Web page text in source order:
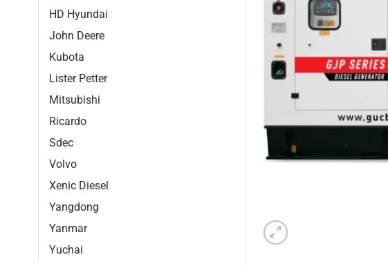
HD Hyundai
John Deere
Kubota
Lister Petter
Mitsubishi
Ricardo
Sdec
Volvo
Xenic Diesel
Yangdong
Yanmar
Yuchai